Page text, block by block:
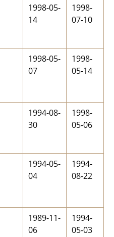
1998-05-
14
1998-
07-10
1998-05-
07
1998-
05-14
1994-08-
30
1998-
05-06
1994-05-
04
1994-
08-22
1989-11-
06
1994-
05-03